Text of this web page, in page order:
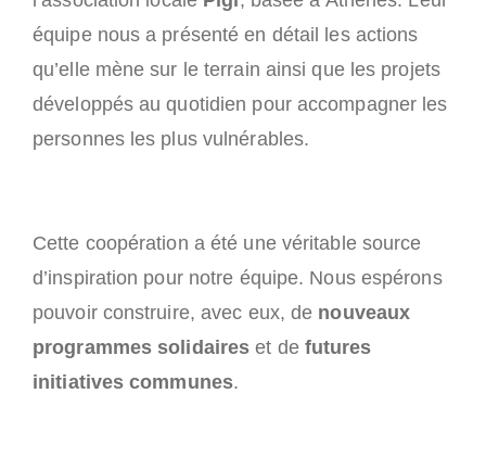
équipe nous a présenté en détail les actions
qu’elle mène sur le terrain ainsi que les projets
développés au quotidien pour accompagner les
personnes les plus vulnérables.
Cette coopération a été une véritable source
d’inspiration pour notre équipe. Nous espérons
pouvoir construire, avec eux, de nouveaux
programmes solidaires et de futures
initiatives communes.